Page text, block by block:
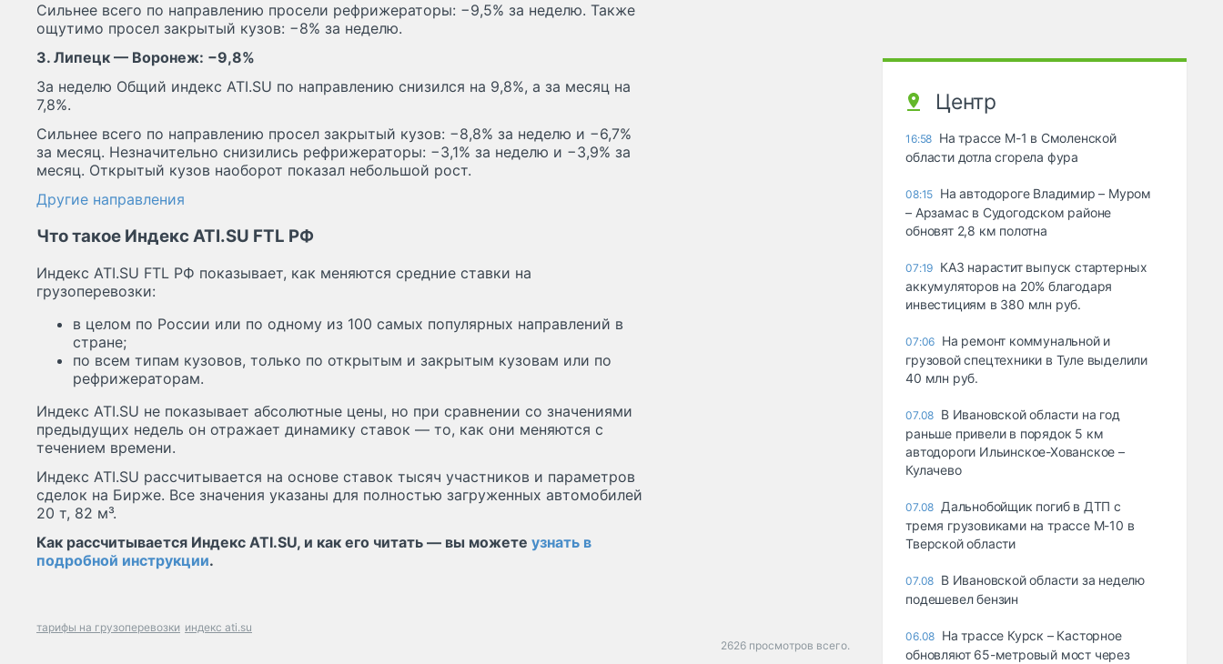
Сильнее всего по направлению просели рефрижераторы: −9,5% за неделю. Также
ощутимо просел закрытый кузов: −8% за неделю.
3. Липецк — Воронеж: −9,8%
За неделю Общий индекс ATI.SU по направлению снизился на 9,8%, а за месяц на
7,8%.
Сильнее всего по направлению просел закрытый кузов: −8,8% за неделю и −6,7%
за месяц. Незначительно снизились рефрижераторы: −3,1% за неделю и −3,9% за
месяц. Открытый кузов наоборот показал небольшой рост.
Другие направления
Что такое Индекс ATI.SU FTL РФ
Индекс ATI.SU FTL РФ показывает, как меняются средние ставки на
грузоперевозки:
в целом по России или по одному из 100 самых популярных направлений в
стране;
по всем типам кузовов, только по открытым и закрытым кузовам или по
рефрижераторам.
Индекс ATI.SU не показывает абсолютные цены, но при сравнении со значениями
предыдущих недель он отражает динамику ставок — то, как они меняются с
течением времени.
Индекс ATI.SU рассчитывается на основе ставок тысяч участников и параметров
сделок на Бирже. Все значения указаны для полностью загруженных автомобилей
20 т, 82 м³.
Как рассчитывается Индекс ATI.SU, и как его читать — вы можете узнать в
подробной инструкции.
тарифы на грузоперевозки индекс ati.su
2626 просмотров всего.
Центр
16:58 На трассе М-1 в Смоленской
области дотла сгорела фура
08:15 На автодороге Владимир – Муром
– Арзамас в Судогодском районе
обновят 2,8 км полотна
07:19 КАЗ нарастит выпуск стартерных
аккумуляторов на 20% благодаря
инвестициям в 380 млн руб.
07:06 На ремонт коммунальной и
грузовой спецтехники в Туле выделили
40 млн руб.
07.08 В Ивановской области на год
раньше привели в порядок 5 км
автодороги Ильинское-Хованское –
Кулачево
07.08 Дальнобойщик погиб в ДТП с
тремя грузовиками на трассе М-10 в
Тверской области
07.08 В Ивановской области за неделю
подешевел бензин
06.08 На трассе Курск – Касторное
обновляют 65-метровый мост через